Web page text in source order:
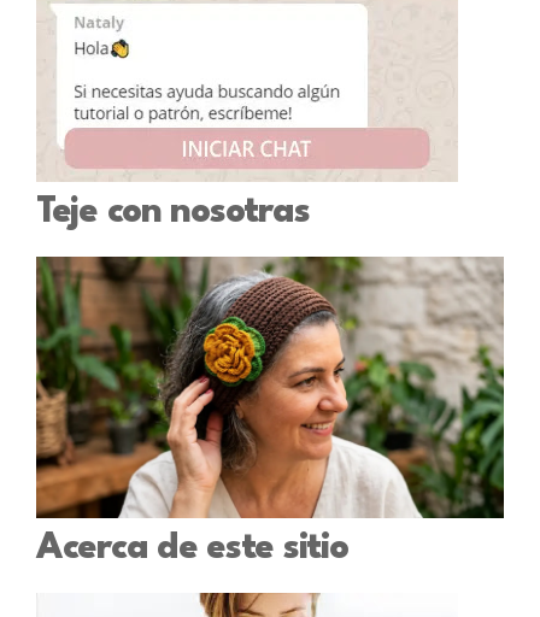
Teje con nosotras
Acerca de este sitio